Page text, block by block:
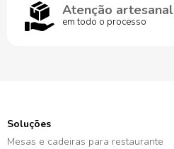
Atenção artesanal
em todo o processo
Soluções
Mesas e cadeiras para restaurante